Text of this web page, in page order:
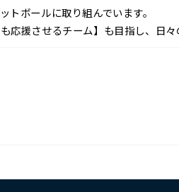
トボールに取り組んでいます。
応援させるチーム】も目指し、日々